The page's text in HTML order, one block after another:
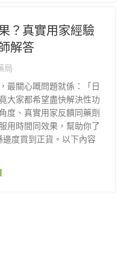
？真實用家經驗
解答
局
最關心嘅問題就係：「日
大家都希望盡快解決性功
度、真實用家反饋同藥劑
用時間同效果，幫助你了
度買到正貨。以下內容